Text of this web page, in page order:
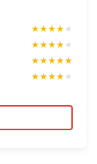
★★★★★
★★★★★
★★★★★
★★★★★
★★★★★
★★★★★
★★★★★
★★★★★